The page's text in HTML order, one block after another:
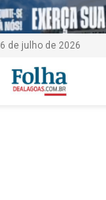
6 de julho de 2026